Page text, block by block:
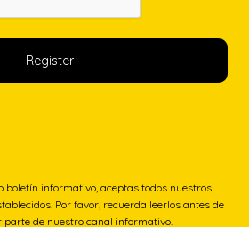
boletín informativo, aceptas todos nuestros
Por favor, recuerda leerlos antes de
de nuestro canal informativo.